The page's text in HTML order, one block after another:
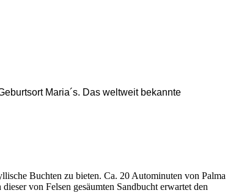
Maria´s. Das weltweit bekannte
Buchten zu bieten. Ca. 20 Autominuten von Palma
von Felsen gesäumten Sandbucht erwartet den